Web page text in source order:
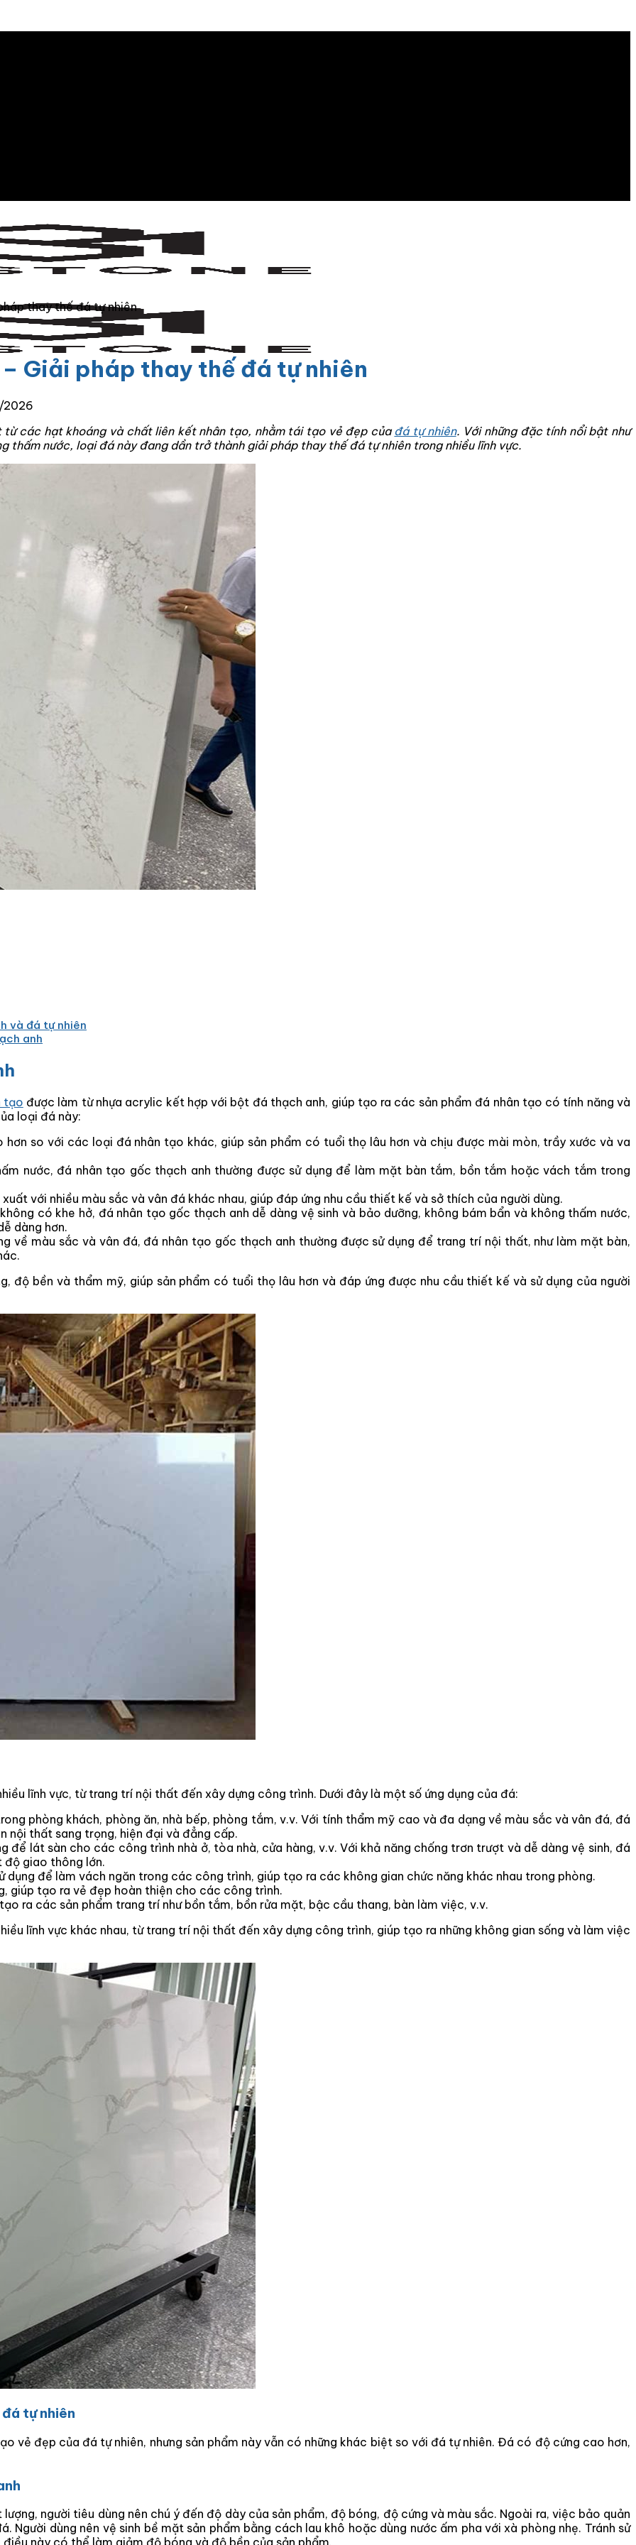
thay thế đá tự nhiên
Giải pháp thay thế đá tự nhiên
2026
các hạt khoáng và chất liên kết nhân tạo, nhằm tái tạo vẻ đẹp củađá tự nhiên. Với những đặc tính nổi bật như
thấm nước, loại đá này đang dần trở thành giải pháp thay thế đá tự nhiên trong nhiều lĩnh vực.
và đá tự nhiên
anh
tạo được làm từ nhựa acrylic kết hợp với bột đá thạch anh, giúp tạo ra các sản phẩm đá nhân tạo có tính năng và
loại đá này:
so với các loại đá nhân tạo khác, giúp sản phẩm có tuổi thọ lâu hơn và chịu được mài mòn, trầy xước và va
nước, đá nhân tạo gốc thạch anh thường được sử dụng để làm mặt bàn tắm, bồn tắm hoặc vách tắm trong
với nhiều màu sắc và vân đá khác nhau, giúp đáp ứng nhu cầu thiết kế và sở thích của người dùng.
có khe hở, đá nhân tạo gốc thạch anh dễ dàng vệ sinh và bảo dưỡng, không bám bẩn và không thấm nước,
dàng hơn.
về màu sắc và vân đá, đá nhân tạo gốc thạch anh thường được sử dụng để trang trí nội thất, như làm mặt bàn,
độ bền và thẩm mỹ, giúp sản phẩm có tuổi thọ lâu hơn và đáp ứng được nhu cầu thiết kế và sử dụng của người
lĩnh vực, từ trang trí nội thất đến xây dựng công trình. Dưới đây là một số ứng dụng của đá:
phòng khách, phòng ăn, nhà bếp, phòng tắm, v.v. Với tính thẩm mỹ cao và đa dạng về màu sắc và vân đá, đá
nội thất sang trọng, hiện đại và đẳng cấp.
để lát sàn cho các công trình nhà ở, tòa nhà, cửa hàng, v.v. Với khả năng chống trơn trượt và dễ dàng vệ sinh, đá
độ giao thông lớn.
để làm vách ngăn trong các công trình, giúp tạo ra các không gian chức năng khác nhau trong phòng.
giúp tạo ra vẻ đẹp hoàn thiện cho các công trình.
ra các sản phẩm trang trí như bồn tắm, bồn rửa mặt, bậc cầu thang, bàn làm việc, v.v.
lĩnh vực khác nhau, từ trang trí nội thất đến xây dựng công trình, giúp tạo ra những không gian sống và làm việc
tự nhiên
vẻ đẹp của đá tự nhiên, nhưng sản phẩm này vẫn có những khác biệt so với đá tự nhiên. Đá có độ cứng cao hơn,
người tiêu dùng nên chú ý đến độ dày của sản phẩm, độ bóng, độ cứng và màu sắc. Ngoài ra, việc bảo quản
dùng nên vệ sinh bề mặt sản phẩm bằng cách lau khô hoặc dùng nước ấm pha với xà phòng nhẹ. Tránh sử